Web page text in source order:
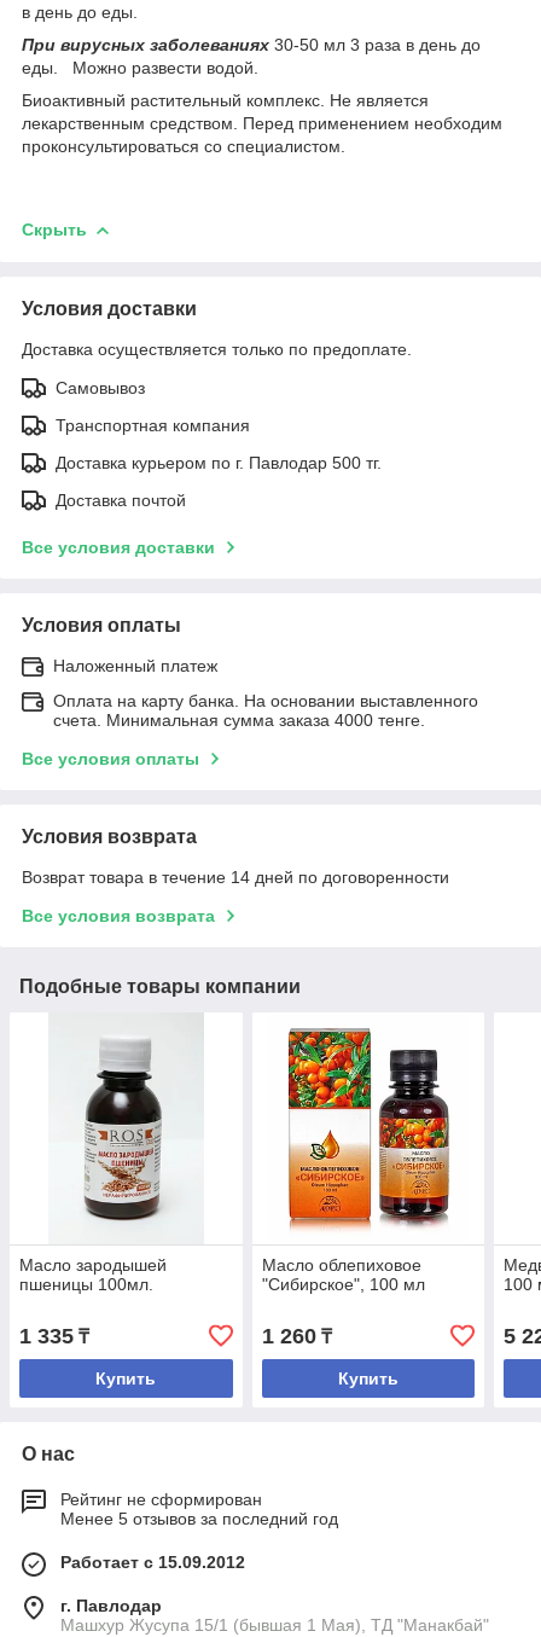
в день до еды.
При вирусных заболеваниях 30-50 мл 3 раза в день до
еды. Можно развести водой.
Биоактивный растительный комплекс. Не является
лекарственным средством. Перед применением необходим
проконсультироваться со специалистом.
Скрыть
Условия доставки
Доставка осуществляется только по предоплате.
Самовывоз
Транспортная компания
Доставка курьером по г. Павлодар 500 тг.
Доставка почтой
Все условия доставки
Условия оплаты
Наложенный платеж
Оплата на карту банка. На основании выставленного
счета. Минимальная сумма заказа 4000 тенге.
Все условия оплаты
Условия возврата
Возврат товара в течение 14 дней по договоренности
Все условия возврата
Подобные товары компании
Масло зародышей
пшеницы 100мл.
1 335 ₸
Купить
Масло облепиховое
"Сибирское", 100 мл
1 260₸
Купить
100
5
О нас
Рейтинг не сформирован
Менее 5 отзывов за последний год
Работает с 15.09.2012
г. Павлодар
Машхур Жусупа 15/1 (бывшая 1 Мая), ТД "Манакбай"